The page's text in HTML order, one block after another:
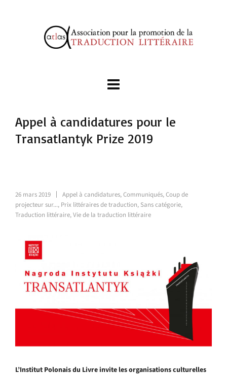
Appel à candidatures pour le
Transatlantyk Prize 2019
26 mars 2019 Appel à candidatures,Communiqués,Coup de
projecteur sur..., Prix littéraires de traduction, Sans catégorie,
Traduction littéraire,Vie de la traduction littéraire
L’Institut Polonais du Livre invite les organisations culturelles